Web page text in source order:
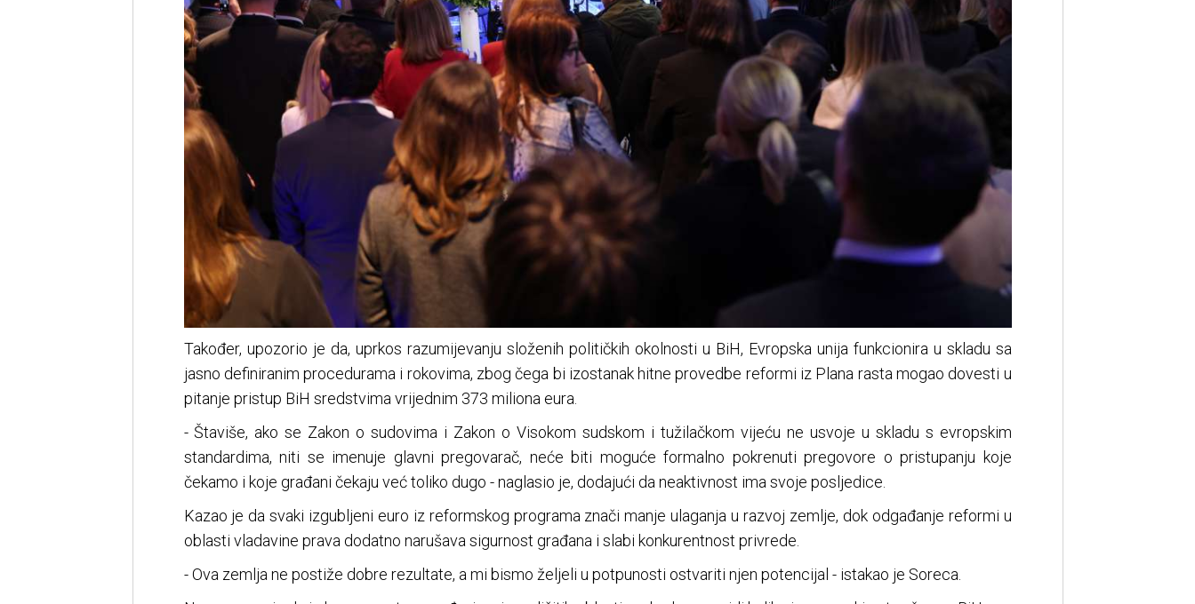
Također, upozorio je da, uprkos razumijevanju složenih političkih okolnosti u BiH, Evropska unija funkcionira u skladu sa
jasno definiranim procedurama i rokovima, zbog čega bi izostanak hitne provedbe reformi iz Plana rasta mogao dovesti u
pitanje pristup BiH sredstvima vrijednim 373 miliona eura.
- Štaviše, ako se Zakon o sudovima i Zakon o Visokom sudskom i tužilačkom vijeću ne usvoje u skladu s evropskim
standardima, niti se imenuje glavni pregovarač, neće biti moguće formalno pokrenuti pregovore o pristupanju koje
čekamo i koje građani čekaju već toliko dugo - naglasio je, dodajući da neaktivnost ima svoje posljedice.
Kazao je da svaki izgubljeni euro iz reformskog programa znači manje ulaganja u razvoj zemlje, dok odgađanje reformi u
oblasti vladavine prava dodatno narušava sigurnost građana i slabi konkurentnost privrede.
- Ova zemlja ne postiže dobre rezultate, a mi bismo željeli u potpunosti ostvariti njen potencijal - istakao je Soreca.